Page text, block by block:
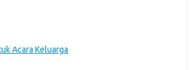
Acara Keluarga